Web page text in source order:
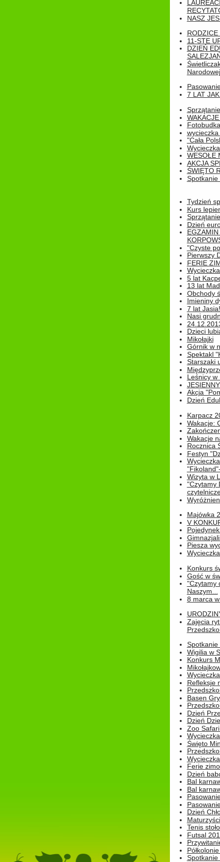
NASZ
RODZICE
11-STE
DZIEŃ
Narodowej
7 LAT
Fotobudka
"Cała
WESOŁE
AKCJA
ŚWIĘTO
Spotkanie
Tydzień
Kurs
Dzień
"Czyste
Pierwszy
FERIE
5 lat
13 lat
Obchody
Imieniny
7 lat Jasia!
Nasi
Dzieci
Mikołajki
Górnik w
Spektakl
Starszaki
Leśnicy w
Akcja
Dzień
Karpacz
Wakacje:
Wakacje
Rocznica
Festyn
Wizyta w
"Czytamy
Majówka
V
Piesza
Konkurs
Gość w
"Czytamy
Naszym...
8 marca
Zajęcia
Spotkanie
Wigilia w
Konkurs
Refleksje
Basen
Dzień
Dzień
Zoo
Święto
Ferie
Dzień
Bal
Bal
Dzień
Tenis
Futsal